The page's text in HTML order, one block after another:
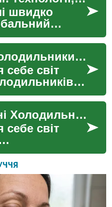
швидко
ринок,
Інноваційні холодильники: Розумні рішення для сучасної кухні
себе світ
ваші
й стають
Інтелектуальні Холодильники: Майбутнє Вашої Кухні
себе світ
які не
ваші
стають